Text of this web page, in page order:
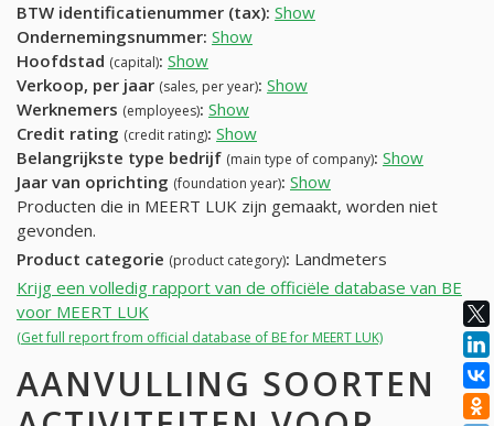
BTW identificatienummer (tax): Show
Ondernemingsnummer: Show
Hoofdstad (capital): Show
Verkoop, per jaar (sales, per year): Show
Werknemers (employees): Show
Credit rating (credit rating): Show
Belangrijkste type bedrijf (main type of company): Show
Jaar van oprichting (foundation year): Show
Producten die in MEERT LUK zijn gemaakt, worden niet
gevonden.
Product categorie (product category): Landmeters
Krijg een volledig rapport van de officiële database van BE
voor MEERT LUK
(Get full report from official database of BE for MEERT LUK)
AANVULLING SOORTEN